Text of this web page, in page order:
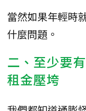
當然如果年輕時
什麼問題。
二、至少要
租金壓垮